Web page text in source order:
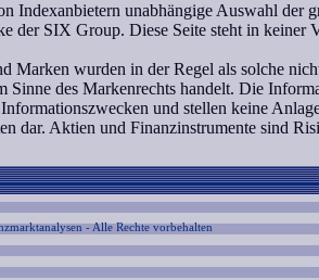
Indexanbietern unabhängige Auswahl der
der SIX Group. Diese Seite steht in
Marken wurden in der Regel als solche
Sinne des Markenrechts handelt. Die
und stellen keine
dar. Aktien und Finanzinstrumente sind
- Alle Rechte vorbehalten